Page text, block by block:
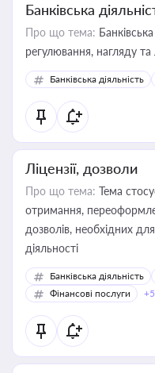
Банківська
Про що тема:
регулювання, нагляду та
Банківська діяльність
Ліцензії, дозволи
Про що тема: Тема
отримання,
дозволів, необхідних
діяльності
Банківська діяльність
Фінансові послуги
+5